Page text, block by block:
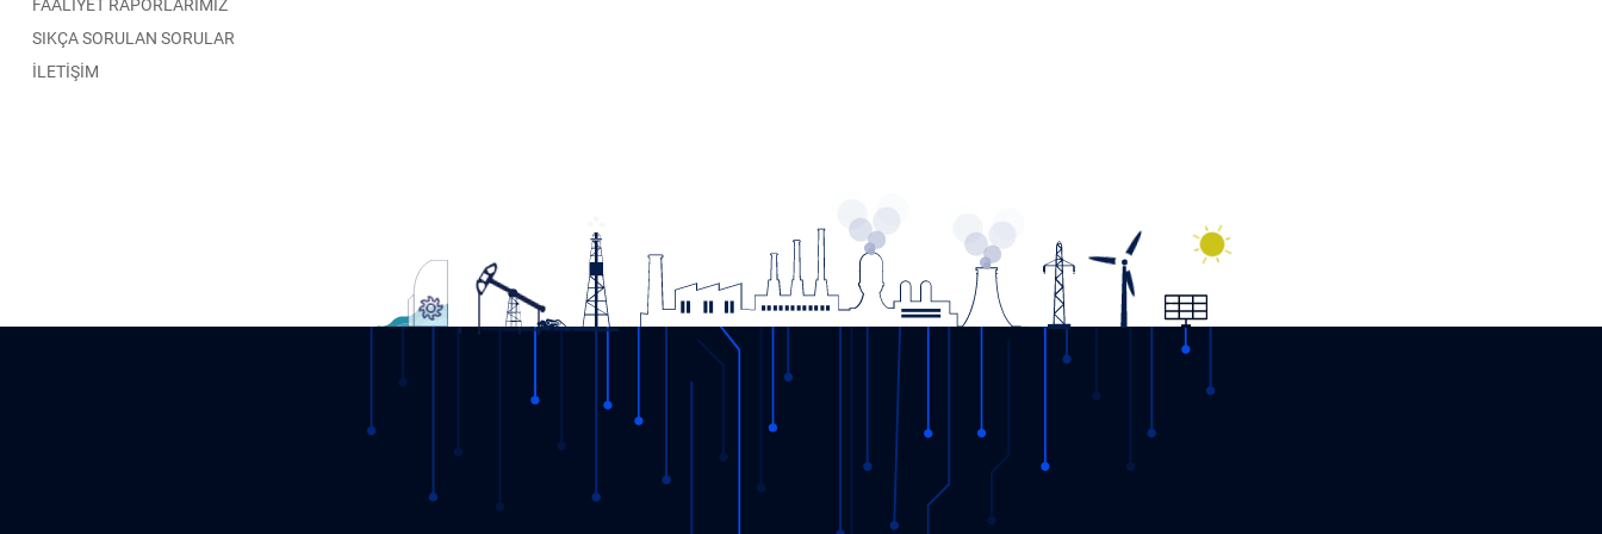
FAALİYET RAPORLARIMIZ
SIKÇA SORULAN SORULAR
İLETİŞİM